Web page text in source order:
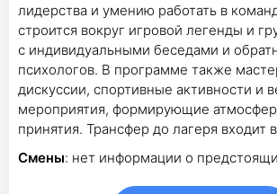
лидерства и умению работать в
строится вокруг игровой легенды и
с индивидуальными беседами и
психологов. В программе также
дискуссии, спортивные активности и
мероприятия, формирующие
принятия. Трансфер до лагеря входит
Смены: нет информации о